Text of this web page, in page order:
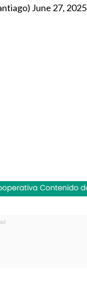
June 27, 2025